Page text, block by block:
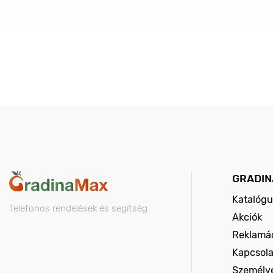
Telefonos rendelések és segítség
Akciók